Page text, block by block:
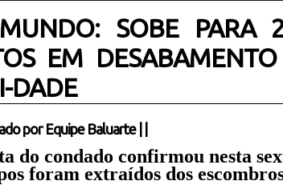
SOBE PARA
EM
DADE
por Equipe Baluarte
do condado confirmou nesta
foram extraídos dos